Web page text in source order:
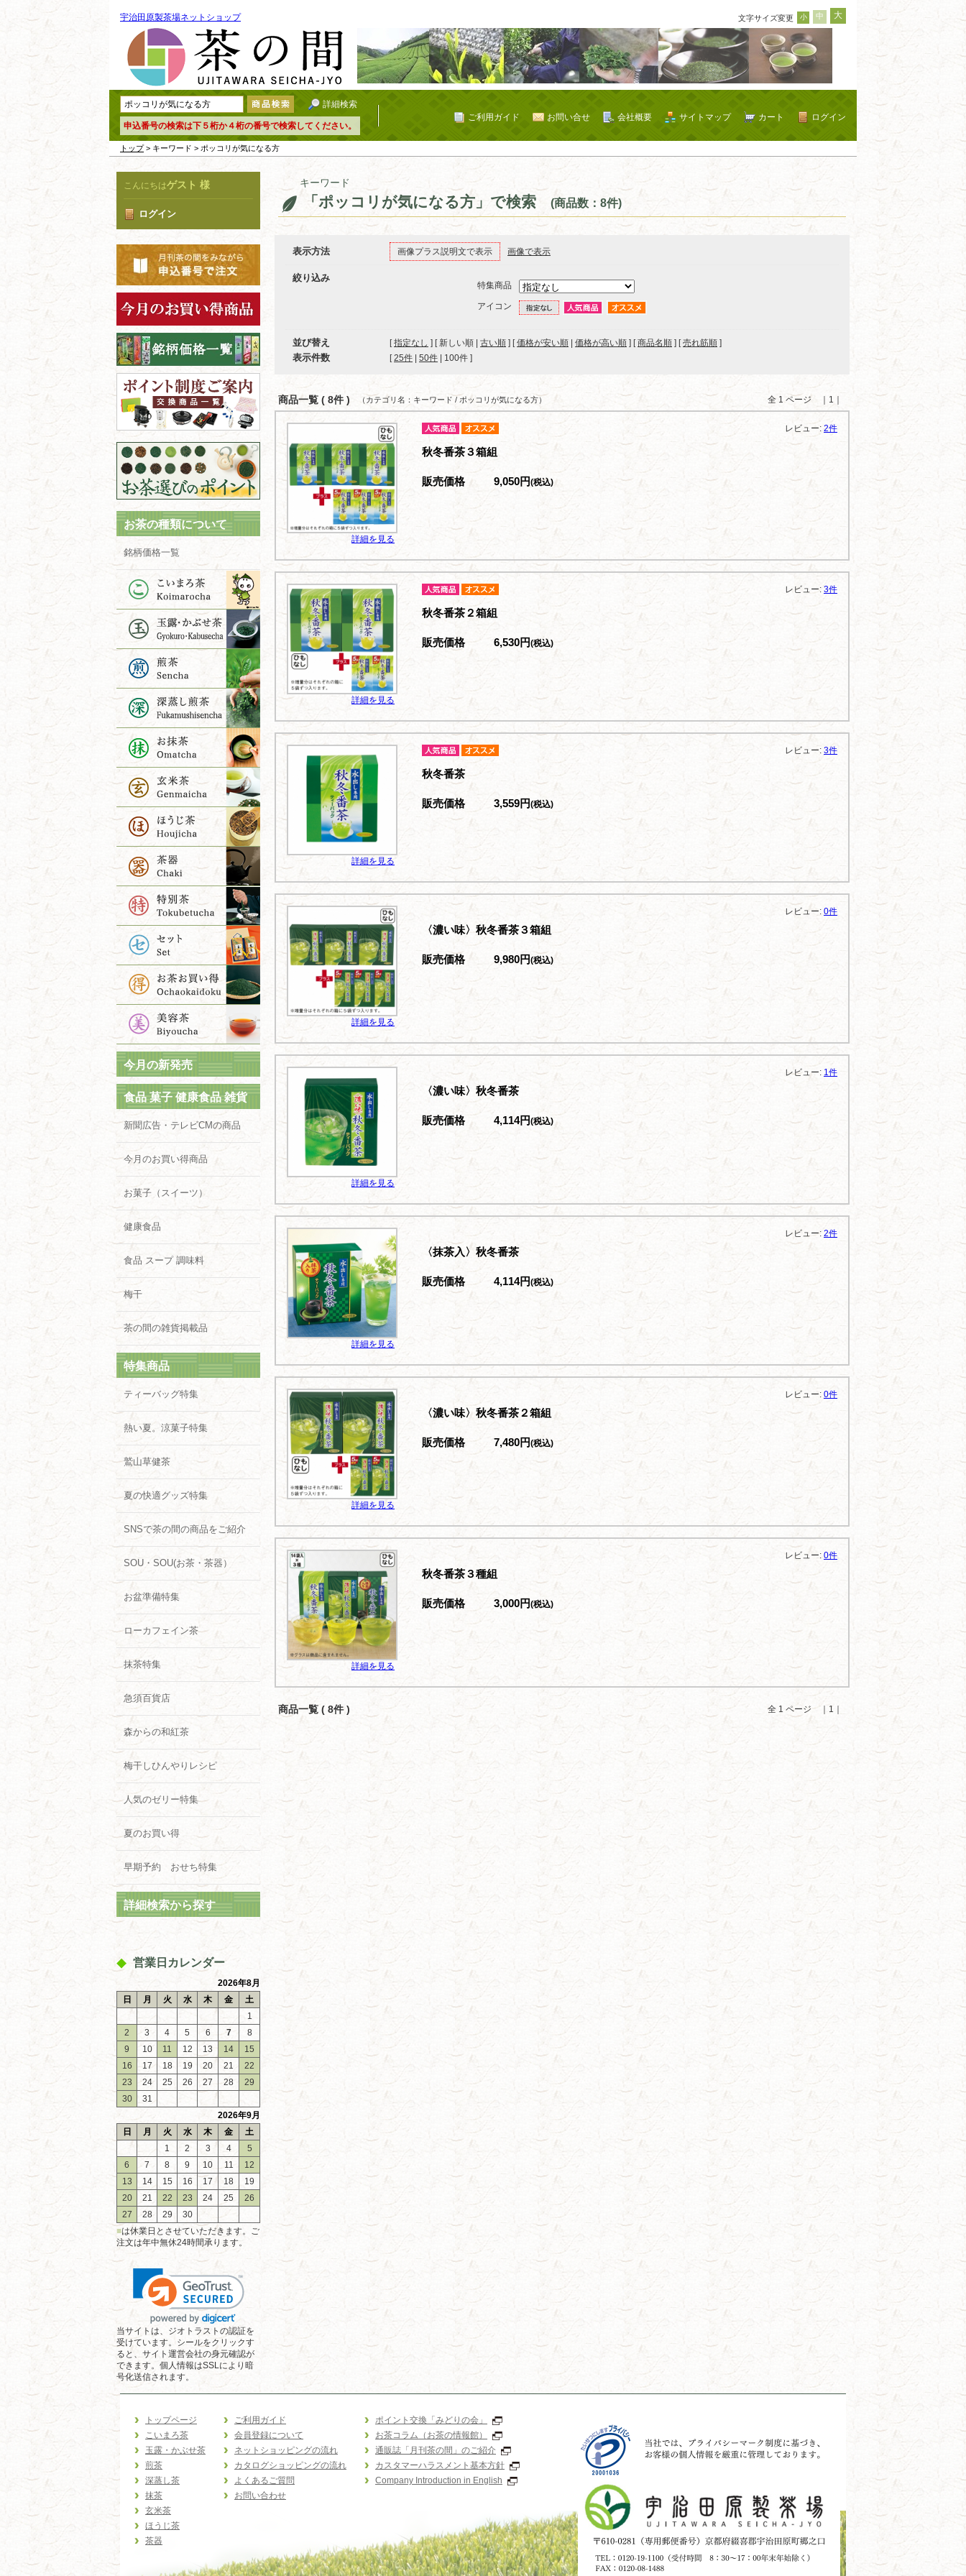
宇治田原製茶場ネットショップ 文字サイズ変更 小 中 大
詳細検索
申込番号の検索は下５桁か４桁の番号で検索してください。
ログイン
カート
サイトマップ
会社概要
お問い合せ
ご利用ガイド
トップ> キーワード > ポッコリが気になる方
こんにちはゲスト 様
ログイン
お茶の種類について
銘柄価格一覧
今月の新発売
食品 菓子 健康食品 雑貨
新聞広告・テレビCMの商品
今月のお買い得商品
お菓子（スイーツ）
健康食品
食品 スープ 調味料
梅干
茶の間の雑貨掲載品
特集商品
ティーバッグ特集
熱い夏。涼菓子特集
鷲山草健茶
夏の快適グッズ特集
SNSで茶の間の商品をご紹介
SOU・SOU(お茶・茶器）
お盆準備特集
ローカフェイン茶
抹茶特集
急須百貨店
森からの和紅茶
梅干しひんやりレシピ
人気のゼリー特集
夏のお買い得
早期予約 おせち特集
詳細検索から探す
営業日カレンダー
2026年8月
日
月 火 水 木 金
土
1
2
3 4 5 6 7
8
9
10 11 12 13 14
15
16
17 18 19 20 21
22
23
24 25 26 27 28
29
30
31
2026年9月
日
月 火 水 木 金
土
1
2 3 4
5
6
7 8 9 10 11
12
13
14 15 16 17 18
19
20
21 22 23 24 25
26
27
28 29
30
■は休業日とさせていただきます。ご
注文は年中無休24時間承ります。
当サイトは、ジオトラストの認証を
受けています。シールをクリックす
ると、サイト運営会社の身元確認が
できます。個人情報はSSLにより暗
号化送信されます。
キーワード
「ポッコリが気になる方」で検索 (商品数：8件)
表示方法 画像プラス説明文で表示 画像で表示
絞り込み
特集商品
アイコン
並び替え [指定なし ] [ 新しい順 | 古い順 ] [価格が安い順 価格が高い順 ] [商品名順 ] [売れ筋順 ]
表示件数 [ 25件 50件 100件 ]
商品一覧 ( 8件 ) 全 1 ページ ｜1｜
（カテゴリ名：キーワード / ポッコリが気になる方）
詳細を見る
レビュー: 2件
秋冬番茶３箱組
販売価格 9,050円(税込)
詳細を見る
レビュー: 3件
秋冬番茶２箱組
販売価格 6,530円(税込)
詳細を見る
レビュー: 3件
秋冬番茶
販売価格 3,559円(税込)
詳細を見る
レビュー: 0件
〈濃い味〉秋冬番茶３箱組
販売価格 9,980円(税込)
詳細を見る
レビュー: 1件
〈濃い味〉秋冬番茶
販売価格 4,114円(税込)
詳細を見る
レビュー: 2件
〈抹茶入〉秋冬番茶
販売価格 4,114円(税込)
詳細を見る
レビュー: 0件
〈濃い味〉秋冬番茶２箱組
販売価格 7,480円(税込)
詳細を見る
レビュー: 0件
秋冬番茶３種組
販売価格 3,000円(税込)
商品一覧 ( 8件 ) 全 1 ページ ｜1｜
トップページ
こいまろ茶
玉露・かぶせ茶
煎茶
深蒸し茶
抹茶
玄米茶
ほうじ茶
茶器
ご利用ガイド
会員登録について
ネットショッピングの流れ
カタログショッピングの流れ
よくあるご質問
お問い合わせ
ポイント交換「みどりの会」
お茶コラム（お茶の情報館）
通販誌「月刊茶の間」のご紹介
カスタマーハラスメント基本方針
Company Introduction in English